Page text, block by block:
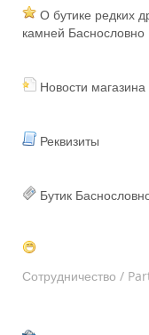
О бутике редких
камней Баснословно
Новости
Реквизиты
Бутик
Сотрудничество /